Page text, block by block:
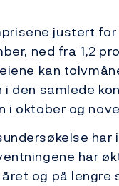
justert
ned fra 1,2
kan
den samlede
i oktober og
har
og på lengre